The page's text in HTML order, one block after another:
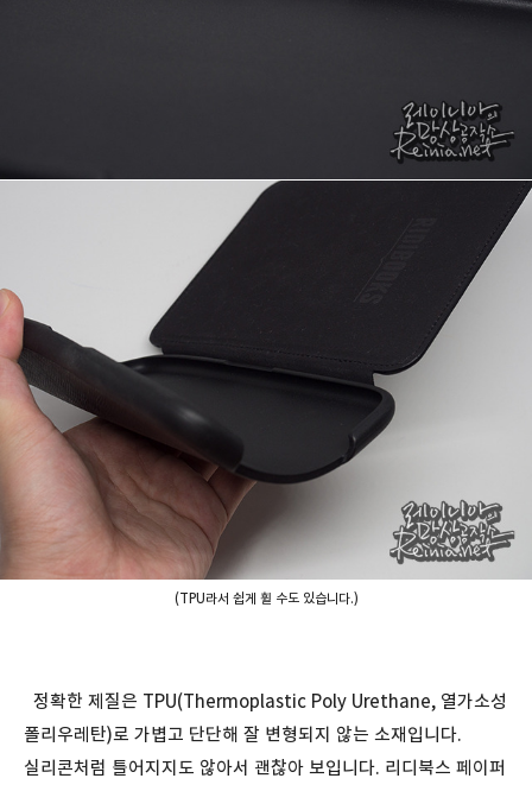
(TPU라서 쉽게 휠 수도 있습니다.)
정확한 제질은 TPU(Thermoplastic Poly Urethane, 열가소성
폴리우레탄)로 가볍고 단단해 잘 변형되지 않는 소재입니다.
실리콘처럼 틀어지지도 않아서 괜찮아 보입니다. 리디북스 페이퍼